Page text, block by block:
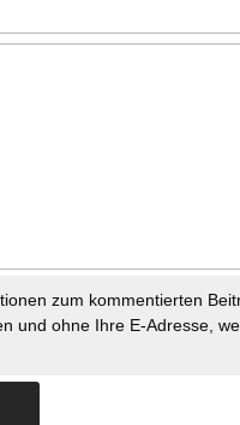
zum kommentierten
und ohne Ihre E-Adresse,